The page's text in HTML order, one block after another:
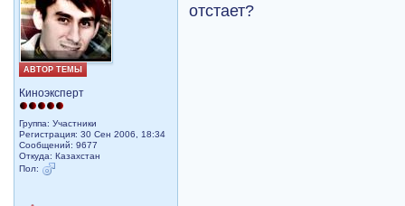
АВТОР ТЕМЫ
Киноэксперт
Группа: Участники
Регистрация: 30 Сен 2006, 18:34
Сообщений: 9677
Откуда: Казахстан
Пол:
отстает?